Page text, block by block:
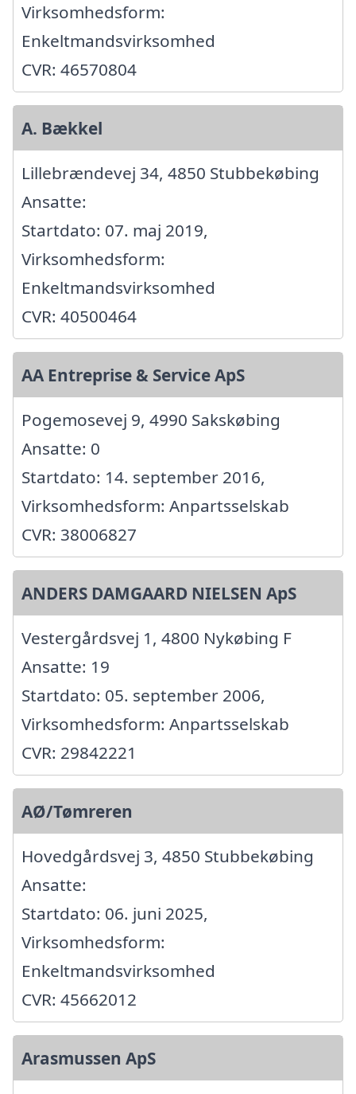
Virksomhedsform:
Enkeltmandsvirksomhed
CVR: 46570804
A. Bækkel
Lillebrændevej 34, 4850 Stubbekøbing
Ansatte:
Startdato: 07. maj 2019,
Virksomhedsform:
Enkeltmandsvirksomhed
CVR: 40500464
AA Entreprise & Service ApS
Pogemosevej 9, 4990 Sakskøbing
Ansatte: 0
Startdato: 14. september 2016,
Virksomhedsform: Anpartsselskab
CVR: 38006827
ANDERS DAMGAARD NIELSEN ApS
Vestergårdsvej 1, 4800 Nykøbing F
Ansatte: 19
Startdato: 05. september 2006,
Virksomhedsform: Anpartsselskab
CVR: 29842221
AØ/Tømreren
Hovedgårdsvej 3, 4850 Stubbekøbing
Ansatte:
Startdato: 06. juni 2025,
Virksomhedsform:
Enkeltmandsvirksomhed
CVR: 45662012
Arasmussen ApS